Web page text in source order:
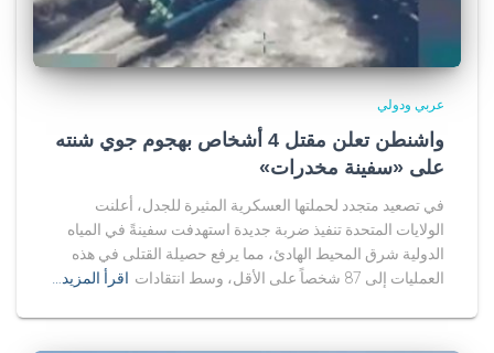
عربي ودولي
واشنطن تعلن مقتل 4 أشخاص بهجوم جوي شنته
على «سفينة مخدرات»
في تصعيد متجدد لحملتها العسكرية المثيرة للجدل، أعلنت
الولايات المتحدة تنفيذ ضربة جديدة استهدفت سفينةً في المياه
الدولية شرق المحيط الهادئ، مما يرفع حصيلة القتلى في هذه
العمليات إلى 87 شخصاً على الأقل، وسط انتقادات
اقرأ المزيد…